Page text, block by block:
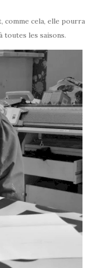
comme cela, elle
toutes les saisons.